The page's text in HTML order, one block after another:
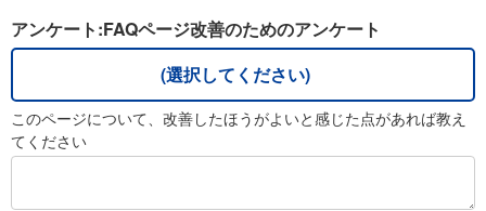
アンケート:FAQページ改善のためのアンケート
(選択してください)
このページについて、改善したほうがよいと感じた点があれば教え
てください